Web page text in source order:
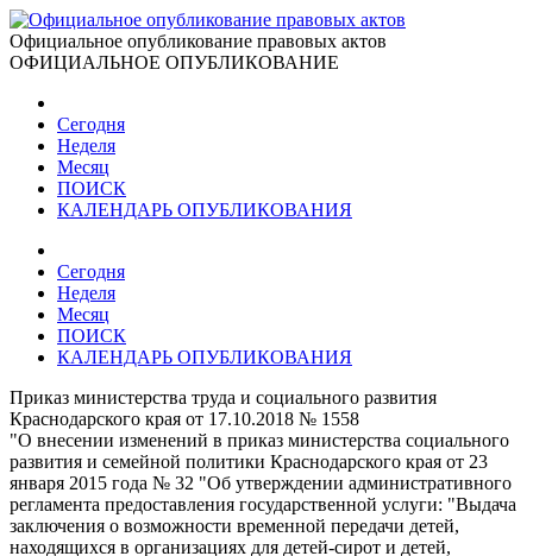
Официальное опубликование правовых актов
ОФИЦИАЛЬНОЕ ОПУБЛИКОВАНИЕ
Сегодня
Неделя
Месяц
ПОИСК
КАЛЕНДАРЬ ОПУБЛИКОВАНИЯ
Сегодня
Неделя
Месяц
ПОИСК
КАЛЕНДАРЬ ОПУБЛИКОВАНИЯ
Приказ министерства труда и социального развития
Краснодарского края от 17.10.2018 № 1558
"О внесении изменений в приказ министерства социального
развития и семейной политики Краснодарского края от 23
января 2015 года № 32 "Об утверждении административного
регламента предоставления государственной услуги: "Выдача
заключения о возможности временной передачи детей,
находящихся в организациях для детей-сирот и детей,